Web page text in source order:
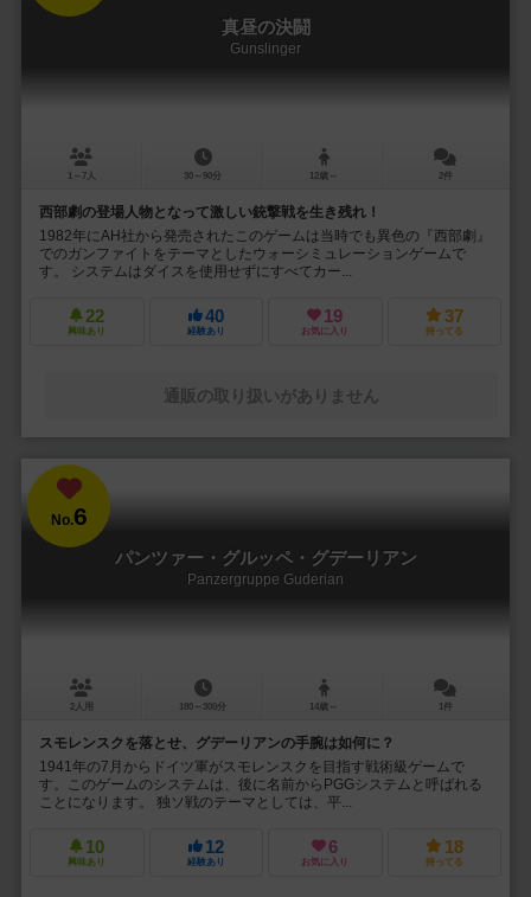
真昼の決闘
Gunslinger
1～7人 30～90分 12歳～ 2件
西部劇の登場人物となって激しい銃撃戦を生き残れ！
1982年にAH社から発売されたこのゲームは当時でも異色の『西部劇』
でのガンファイトをテーマとしたウォーシミュレーションゲームで
す。 システムはダイスを使用せずにすべてカー...
22
興味あり
40
経験あり
19
お気に入り
37
持ってる
通販の取り扱いがありません
No.6
パンツァー・グルッペ・グデーリアン
Panzergruppe Guderian
2人用 180～300分 14歳～ 1件
スモレンスクを落とせ、グデーリアンの手腕は如何に？
1941年の7月からドイツ軍がスモレンスクを目指す戦術級ゲームで
す。このゲームのシステムは、後に名前からPGGシステムと呼ばれる
ことになります。 独ソ戦のテーマとしては、平...
10
興味あり
12
経験あり
6
お気に入り
18
持ってる